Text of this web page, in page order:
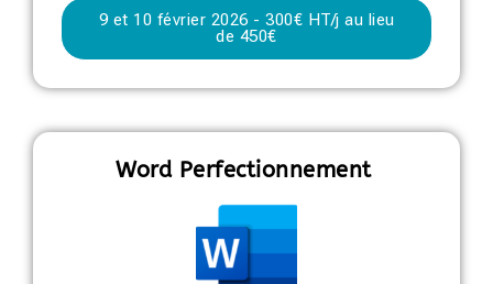
9 et 10 février 2026 - 300€ HT/j au lieu
de 450€
Word Perfectionnement